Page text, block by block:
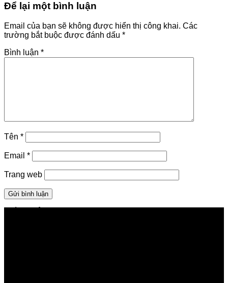
Để lại một bình luận
Email của bạn sẽ không được hiển thị công khai. Các
trường bắt buộc được đánh dấu *
Bình luận *
Tên *
Email *
Trang web